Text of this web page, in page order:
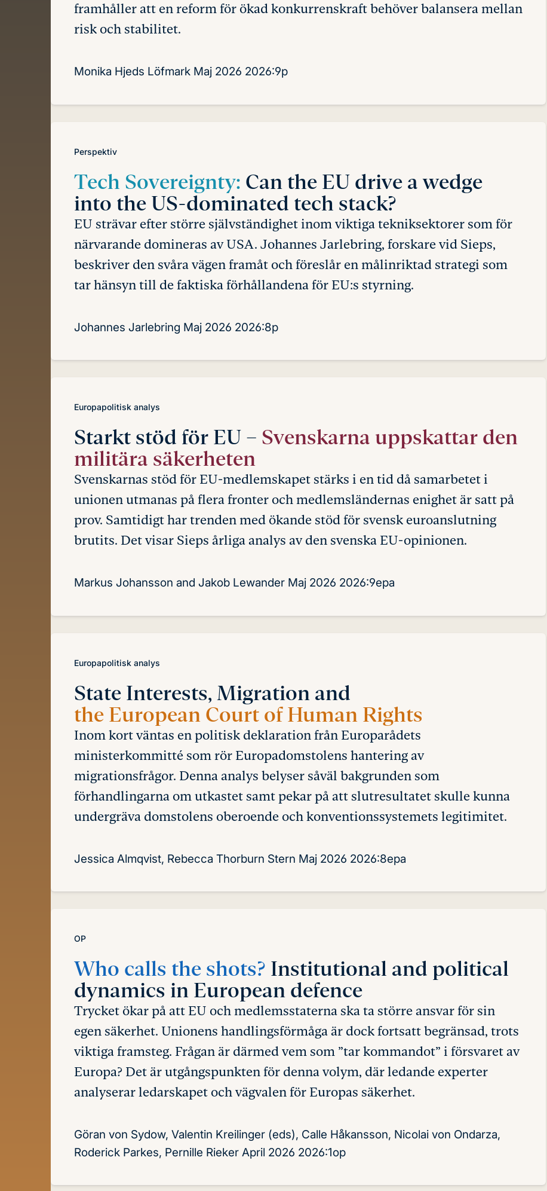
framhåller att en reform för ökad konkurrenskraft behöver balansera mellan
risk och stabilitet.
Monika Hjeds Löfmark Maj 2026 2026:9p
Perspektiv
Tech Sovereignty: Can the EU drive a wedge
into the US-dominated tech stack?
EU strävar efter större självständighet inom viktiga tekniksektorer som för
närvarande domineras av USA. Johannes Jarlebring, forskare vid Sieps,
beskriver den svåra vägen framåt och föreslår en målinriktad strategi som
tar hänsyn till de faktiska förhållandena för EU:s styrning.
Johannes Jarlebring Maj 2026 2026:8p
Europapolitisk analys
Starkt stöd för EU – Svenskarna uppskattar den
militära säkerheten
Svenskarnas stöd för EU-medlemskapet stärks i en tid då samarbetet i
unionen utmanas på flera fronter och medlemsländernas enighet är satt på
prov. Samtidigt har trenden med ökande stöd för svensk euroanslutning
brutits. Det visar Sieps årliga analys av den svenska EU-opinionen.
Markus Johansson and Jakob Lewander Maj 2026 2026:9epa
Europapolitisk analys
State Interests, Migration and
the European Court of Human Rights
Inom kort väntas en politisk deklaration från Europarådets
ministerkommitté som rör Europadomstolens hantering av
migrationsfrågor. Denna analys belyser såväl bakgrunden som
förhandlingarna om utkastet samt pekar på att slutresultatet skulle kunna
undergräva domstolens oberoende och konventionssystemets legitimitet.
Jessica Almqvist, Rebecca Thorburn Stern Maj 2026 2026:8epa
OP
Who calls the shots? Institutional and political
dynamics in European defence
Trycket ökar på att EU och medlemsstaterna ska ta större ansvar för sin
egen säkerhet. Unionens handlingsförmåga är dock fortsatt begränsad, trots
viktiga framsteg. Frågan är därmed vem som ”tar kommandot” i försvaret av
Europa? Det är utgångspunkten för denna volym, där ledande experter
analyserar ledarskapet och vägvalen för Europas säkerhet.
Göran von Sydow, Valentin Kreilinger (eds), Calle Håkansson, Nicolai von Ondarza,
Roderick Parkes, Pernille Rieker April 2026 2026:1op